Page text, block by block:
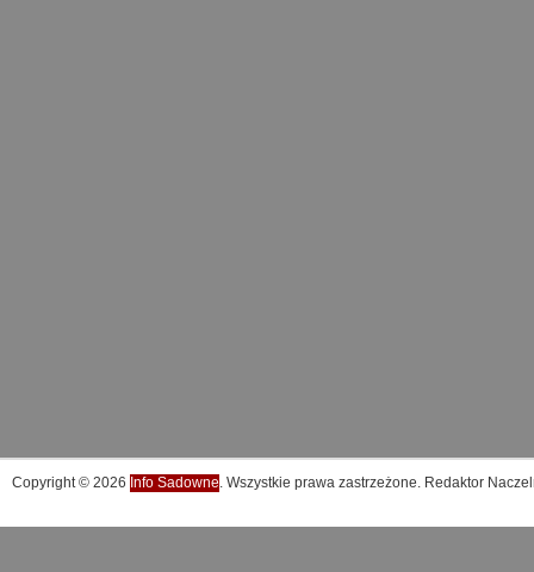
Copyright © 2026 Info Sadowne. Wszystkie prawa zastrzeżone. Redaktor